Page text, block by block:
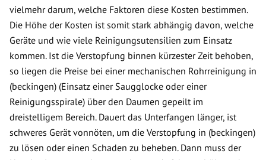
vielmehr darum, welche Faktoren diese Kosten bestimmen.
Die Höhe der Kosten ist somit stark abhängig davon, welche
Geräte und wie viele Reinigungsutensilien zum Einsatz
kommen. Ist die Verstopfung binnen kürzester Zeit behoben,
so liegen die Preise bei einer mechanischen Rohrreinigung in
(beckingen) (Einsatz einer Saugglocke oder einer
Reinigungsspirale) über den Daumen gepeilt im
dreistelligem Bereich. Dauert das Unterfangen länger, ist
schweres Gerät vonnöten, um die Verstopfung in (beckingen)
zu lösen oder einen Schaden zu beheben. Dann muss der